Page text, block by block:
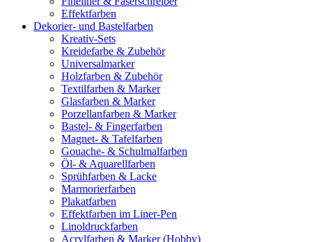
Effektfarben
Dekorier- und Bastelfarben
Kreativ-Sets
Kreidefarbe & Zubehör
Universalmarker
Holzfarben & Zubehör
Textilfarben & Marker
Glasfarben & Marker
Porzellanfarben & Marker
Bastel- & Fingerfarben
Magnet- & Tafelfarben
Gouache- & Schulmalfarben
Öl- & Aquarellfarben
Sprühfarben & Lacke
Marmorierfarben
Plakatfarben
Effektfarben im Liner-Pen
Linoldruckfarben
Acrylfarben & Marker (Hobby)